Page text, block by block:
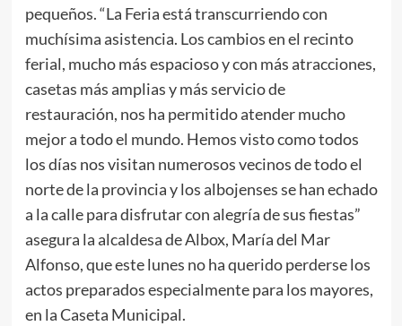
pequeños. “La Feria está transcurriendo con
muchísima asistencia. Los cambios en el recinto
ferial, mucho más espacioso y con más atracciones,
casetas más amplias y más servicio de
restauración, nos ha permitido atender mucho
mejor a todo el mundo. Hemos visto como todos
los días nos visitan numerosos vecinos de todo el
norte de la provincia y los albojenses se han echado
a la calle para disfrutar con alegría de sus fiestas”
asegura la alcaldesa de Albox, María del Mar
Alfonso, que este lunes no ha querido perderse los
actos preparados especialmente para los mayores,
en la Caseta Municipal.